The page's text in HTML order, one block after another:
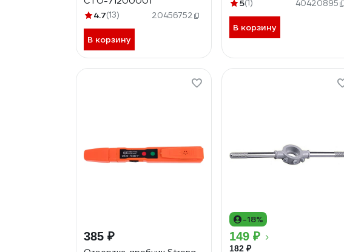
4.7(13) 20456752
В корзину
5(1) 40420895
В корзину
385 ₽
-18%
149 ₽
182 ₽